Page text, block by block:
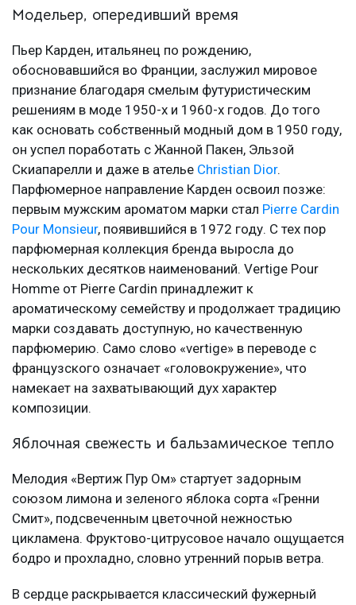
Модельер, опередивший время
Пьер Карден, итальянец по рождению,
обосновавшийся во Франции, заслужил мировое
признание благодаря смелым футуристическим
решениям в моде 1950-х и 1960-х годов. До того
как основать собственный модный дом в 1950 году,
он успел поработать с Жанной Пакен, Эльзой
Скиапарелли и даже в ателье Christian Dior.
Парфюмерное направление Карден освоил позже:
первым мужским ароматом марки стал Pierre Cardin
Pour Monsieur, появившийся в 1972 году. С тех пор
парфюмерная коллекция бренда выросла до
нескольких десятков наименований. Vertige Pour
Homme от Pierre Cardin принадлежит к
ароматическому семейству и продолжает традицию
марки создавать доступную, но качественную
парфюмерию. Само слово «vertige» в переводе с
французского означает «головокружение», что
намекает на захватывающий дух характер
композиции.
Яблочная свежесть и бальзамическое тепло
Мелодия «Вертиж Пур Ом» стартует задорным
союзом лимона и зеленого яблока сорта «Гренни
Смит», подсвеченным цветочной нежностью
цикламена. Фруктово-цитрусовое начало ощущается
бодро и прохладно, словно утренний порыв ветра.
В сердце раскрывается классический фужерный